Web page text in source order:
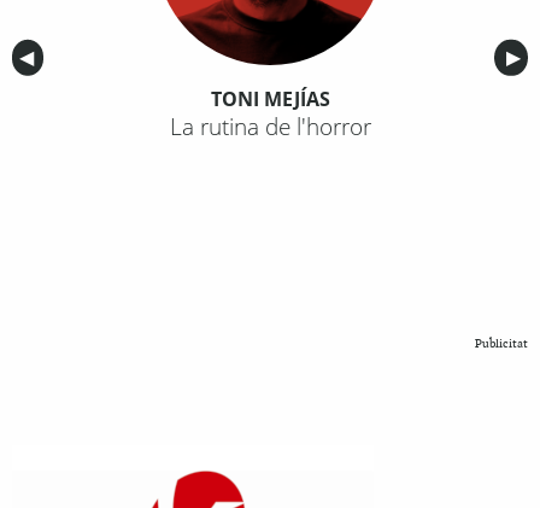
Anterior
◀︎ ▶︎
TONI MEJÍAS
La rutina de l'horror
Publicitat